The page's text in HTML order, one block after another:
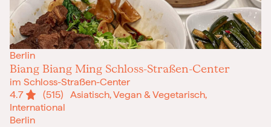
Berlin
Biang Biang Ming Schloss-Straßen-Center
im Schloss-Straßen-Center
4.7
(515) Asiatisch, Vegan & Vegetarisch,
International
Berlin